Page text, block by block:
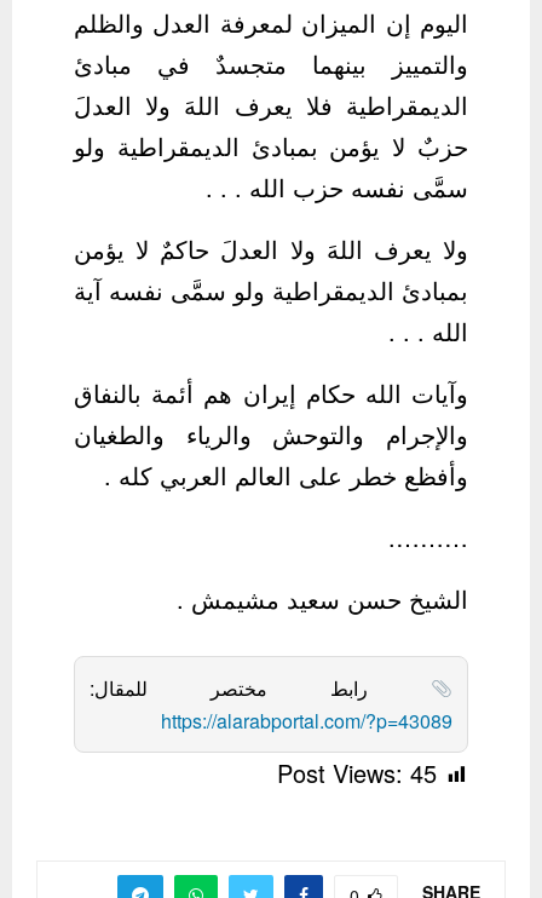
اليوم إن الميزان لمعرفة العدل والظلم
والتمييز بينهما متجسدٌ في مبادئ
الديمقراطية فلا يعرف اللهَ ولا العدلَ
حزبٌ لا يؤمن بمبادئ الديمقراطية ولو
سمَّى نفسه حزب الله . . .
ولا يعرف اللهَ ولا العدلَ حاكمٌ لا يؤمن
بمبادئ الديمقراطية ولو سمَّى نفسه آية
الله . . .
وآيات الله حكام إيران هم أئمة بالنفاق
والإجرام والتوحش والرياء والطغيان
وأفظع خطر على العالم العربي كله .
……….
الشيخ حسن سعيد مشيمش .
رابط مختصر للمقال:
https://alarabportal.com/?p=43089
Post Views: 45
SHARE